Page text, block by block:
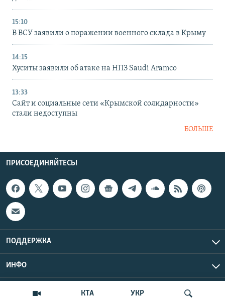
КТА УКР
15:10
В ВСУ заявили о поражении военного склада в Крыму
14:15
Хуситы заявили об атаке на НПЗ Saudi Aramco
13:33
Сайт и социальные сети «Крымской солидарности»
стали недоступны
БОЛЬШЕ
ПРИСОЕДИНЯЙТЕСЬ!
ПОДДЕРЖКА
ИНФО
Copyright Крым.Реалии, 2026 | Все права защищены.
UTC+3